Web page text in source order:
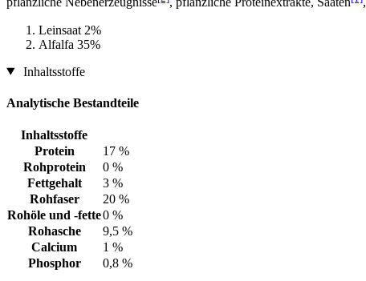
Leinsaat 2%
Alfalfa 35%
Inhaltsstoffe
Analytische Bestandteile
Inhaltsstoffe
Protein
17 %
Rohprotein
0 %
Fettgehalt
3 %
Rohfaser
20 %
Rohöle und -fette0 %
Rohasche
9,5 %
Calcium
1 %
Phosphor
0,8 %